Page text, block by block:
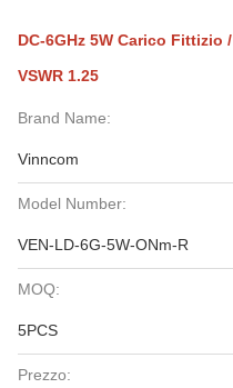
DC-6GHz 5W Carico Fittizio
VSWR 1.25
Brand Name:
Vinncom
Model Number:
VEN-LD-6G-5W-ONm-R
MOQ:
5PCS
Prezzo: